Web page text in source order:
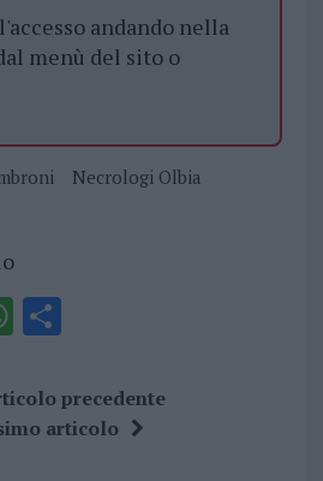
andando nella
menù del sito o
Necrologi Olbia
W
at
s
S
a
re
precedente
articolo